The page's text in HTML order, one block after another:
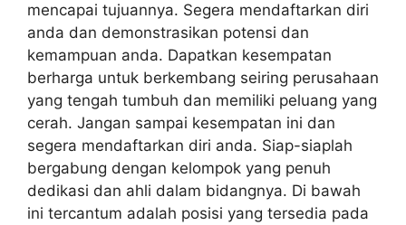
mencapai tujuannya. Segera mendaftarkan diri
anda dan demonstrasikan potensi dan
kemampuan anda. Dapatkan kesempatan
berharga untuk berkembang seiring perusahaan
yang tengah tumbuh dan memiliki peluang yang
cerah. Jangan sampai kesempatan ini dan
segera mendaftarkan diri anda. Siap-siaplah
bergabung dengan kelompok yang penuh
dedikasi dan ahli dalam bidangnya. Di bawah
ini tercantum adalah posisi yang tersedia pada